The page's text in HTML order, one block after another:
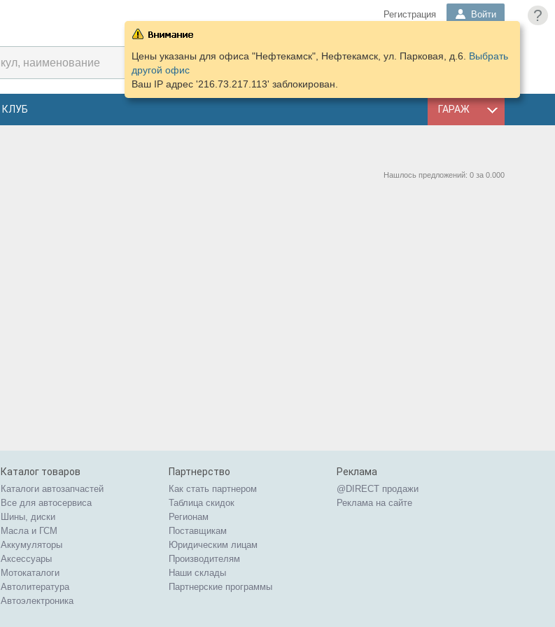
?
Регистрация Войти
КОРЗИНА
ПОДОБРАТЬ
КЛУБ ГАРАЖ
Цены указаны для офиса "Нефтекамск", Нефтекамск, ул. Парковая, д.6. Выбрать
другой офис
Ваш IP адрес '216.73.217.113' заблокирован.
Нашлось предложений: 0 за 0.000
Каталог товаров
Каталоги автозапчастей
Все для автосервиса
Шины, диски
Масла и ГСМ
Аккумуляторы
Аксессуары
Мотокаталоги
Автолитература
Автоэлектроника
Партнерство
Как стать партнером
Таблица скидок
Регионам
Поставщикам
Юридическим лицам
Производителям
Наши склады
Партнерские программы
Реклама
@DIRECT продажи
Реклама на сайте